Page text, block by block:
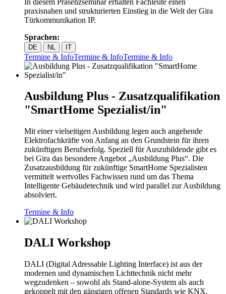
praxisnahen und strukturierten Einstieg in die Welt der Gira
Türkommunikation IP.
Sprachen:
DE NL IT
Termine & InfoTermine & InfoTermine & Info
Ausbildung Plus - Zusatzqualifikation
"SmartHome Spezialist/in"
Mit einer vielseitigen Ausbildung legen auch angehende
Elektrofachkräfte von Anfang an den Grundstein für ihren
zukünftigen Berufserfolg. Speziell für Auszubildende gibt es
bei Gira das besondere Angebot „Ausbildung Plus“. Die
Zusatzausbildung für zukünftige SmartHome Spezialisten
vermittelt wertvolles Fachwissen rund um das Thema
Intelligente Gebäudetechnik und wird parallel zur Ausbildung
absolviert.
Termine & Info
DALI Workshop
DALI (Digital Adressable Lighting Interface) ist aus der
modernen und dynamischen Lichttechnik nicht mehr
wegzudenken – sowohl als Stand-alone-System als auch
gekoppelt mit den gängigen offenen Standards wie KNX.